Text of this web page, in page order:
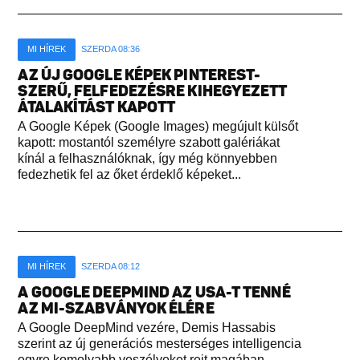
MI HÍREK SZERDA 08:36
AZ ÚJ GOOGLE KÉPEK PINTEREST-
SZERŰ, FELFEDEZÉSRE KIHEGYEZETT
ÁTALAKÍTÁST KAPOTT
A Google Képek (Google Images) megújult külsőt
kapott: mostantól személyre szabott galériákat
kínál a felhasználóknak, így még könnyebben
fedezhetik fel az őket érdeklő képeket...
MI HÍREK SZERDA 08:12
A GOOGLE DEEPMIND AZ USA-T TENNÉ
AZ MI-SZABVÁNYOK ÉLÉRE
A Google DeepMind vezére, Demis Hassabis
szerint az új generációs mesterséges intelligencia